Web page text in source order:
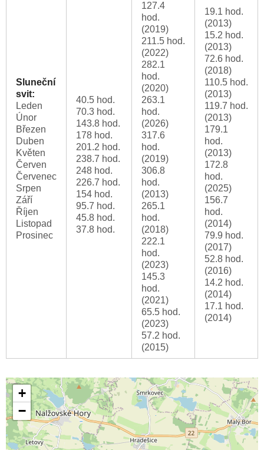
Sluneční
svit:
Leden
Únor
Březen
Duben
Květen
Červen
Červenec
Srpen
Září
Říjen
Listopad
Prosinec
40.5 hod.
70.3 hod.
143.8 hod.
178 hod.
201.2 hod.
238.7 hod.
248 hod.
226.7 hod.
154 hod.
95.7 hod.
45.8 hod.
37.8 hod.
127.4
hod.
(2019)
211.5 hod.
(2022)
282.1
hod.
(2020)
263.1
hod.
(2026)
317.6
hod.
(2019)
306.8
hod.
(2013)
265.1
hod.
(2018)
222.1
hod.
(2023)
145.3
hod.
(2021)
65.5 hod.
(2023)
57.2 hod.
(2015)
19.1 hod.
(2013)
15.2 hod.
(2013)
72.6 hod.
(2018)
110.5 hod.
(2013)
119.7 hod.
(2013)
179.1
hod.
(2013)
172.8
hod.
(2025)
156.7
hod.
(2014)
79.9 hod.
(2017)
52.8 hod.
(2016)
14.2 hod.
(2014)
17.1 hod.
(2014)
+
−